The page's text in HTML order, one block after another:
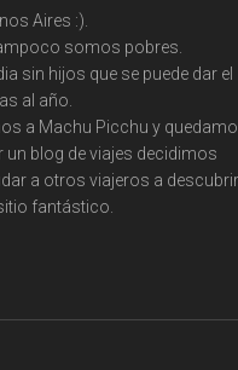
Aires :).
somos pobres.
sin hijos que se puede dar el
al año.
a Machu Picchu y
un blog de viajes decidimos
a otros viajeros a
fantástico.